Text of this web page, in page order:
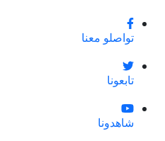
تواصلو معنا
تابعونا
شاهدونا